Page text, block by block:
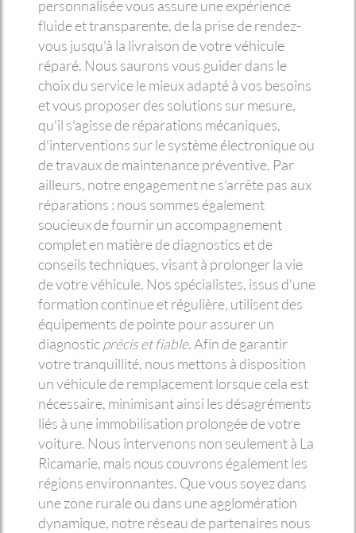
personnalisée vous assure une expérience
fluide et transparente, de la prise de rendez-
vous jusqu'à la livraison de votre véhicule
réparé. Nous saurons vous guider dans le
choix du service le mieux adapté à vos besoins
et vous proposer des solutions sur mesure,
qu'il s'agisse de réparations mécaniques,
d'interventions sur le système électronique ou
de travaux de maintenance préventive. Par
ailleurs, notre engagement ne s'arrête pas aux
réparations : nous sommes également
soucieux de fournir un accompagnement
complet en matière de diagnostics et de
conseils techniques, visant à prolonger la vie
de votre véhicule. Nos spécialistes, issus d'une
formation continue et régulière, utilisent des
équipements de pointe pour assurer un
diagnosticprécis et fiable. Afin de garantir
votre tranquillité, nous mettons à disposition
un véhicule de remplacement lorsque cela est
nécessaire, minimisant ainsi les désagréments
liés à une immobilisation prolongée de votre
voiture. Nous intervenons non seulement à La
Ricamarie, mais nous couvrons également les
régions environnantes. Que vous soyez dans
une zone rurale ou dans une agglomération
dynamique, notre réseau de partenaires nous